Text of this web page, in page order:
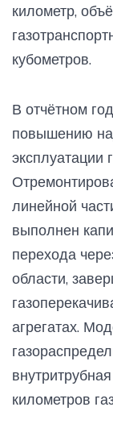
километр,
кубометров.
В отчётном
повышению
эксплуатации
линейной
выполнен
перехода
области,
агрегатах.
километров